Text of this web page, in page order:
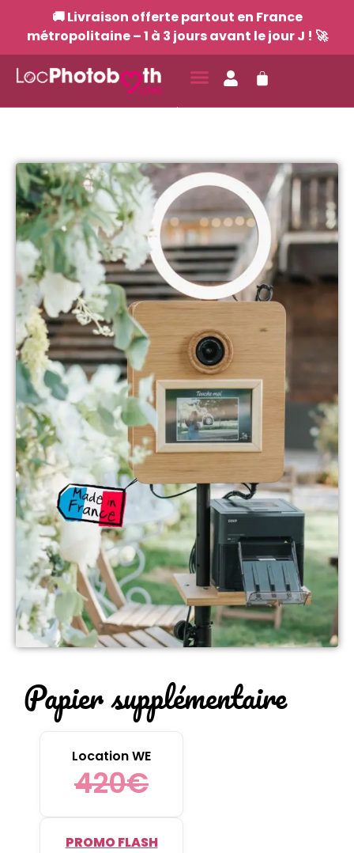
🚚 Livraison offerte partout en France
métropolitaine – 1 à 3 jours avant le jour J ! 🚀
Papier supplémentaire
Location WE
420€
PROMO FLASH